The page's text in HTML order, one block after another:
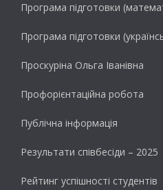
Програма підготовки
Програма підготовки
Проскуріна Ольга Іванівна
Профорієнтаційна робота
Публічна інформація
Результати cпівбесіди – 2025
Рейтинг успішності студентів